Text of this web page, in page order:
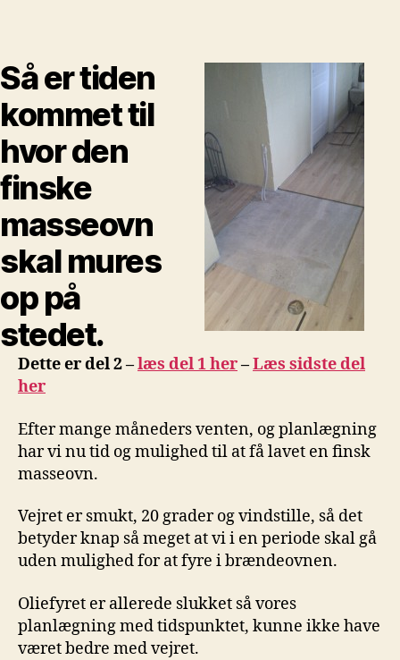
masseovn
Så er tiden
kommet til
hvor den
finske
masseovn
skal mures
op på
stedet.
Dette er del 2 –læs del 1 her–Læs sidste del
her
Efter mange måneders venten, og planlægning
har vi nu tid og mulighed til at få lavet en finsk
masseovn.
Vejret er smukt, 20 grader og vindstille, så det
betyder knap så meget at vi i en periode skal gå
uden mulighed for at fyre i brændeovnen.
Oliefyret er allerede slukket så vores
planlægning med tidspunktet, kunne ikke have
været bedre med vejret.